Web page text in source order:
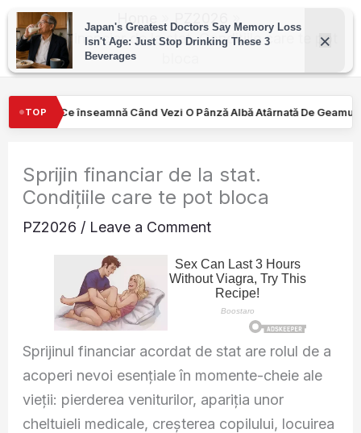
Skip
content
Sprijin financiar de la stat. Condițiile care te pot
TOP
O Pânză Albă Atârnată De Geamul Unei Mașini. Semnalul…
Sprijin financiar de la stat.
Condițiile care te pot bloca
PZ2026 / Leave a Comment
Sprijinul financiar acordat de stat are rolul de a
acoperi nevoi esențiale în momente-cheie ale
vieții: pierderea veniturilor, apariția unor
cheltuieli medicale, creșterea copilului, locuirea